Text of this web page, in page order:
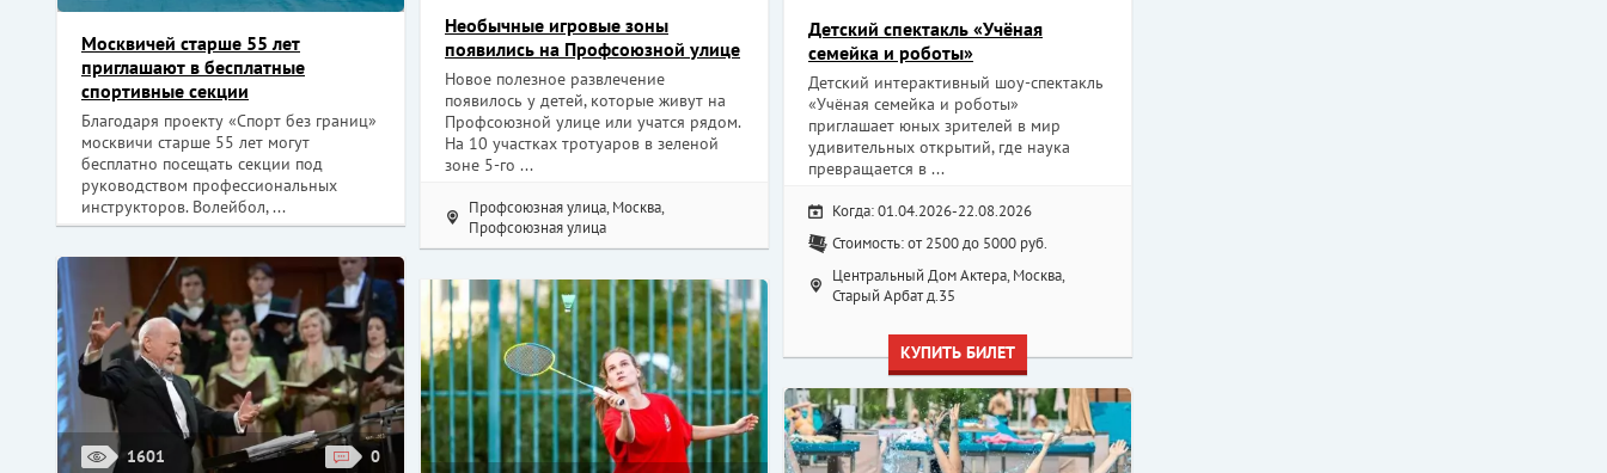
Необычные игровые зоны
появились на Профсоюзной улице
Новое полезное развлечение
появилось у детей, которые живут на
Профсоюзной улице или учатся рядом.
На 10 участках тротуаров в зеленой
зоне 5-го ...
Профсоюзная улица, Москва,
Профсоюзная улица
Детский спектакль «Учёная
семейка и роботы»
Детский интерактивный шоу-спектакль
«Учёная семейка и роботы»
приглашает юных зрителей в мир
удивительных открытий, где наука
превращается в ...
Когда: 01.04.2026-22.08.2026
Стоимость: от 2500 до 5000 руб.
Центральный Дом Актера, Москва,
Старый Арбат д.35
КУПИТЬ БИЛЕТ
Москвичей старше 55 лет
приглашают в бесплатные
спортивные секции
Благодаря проекту «Спорт без границ»
москвичи старше 55 лет могут
бесплатно посещать секции под
руководством профессиональных
инструкторов. Волейбол, ...
1601 0